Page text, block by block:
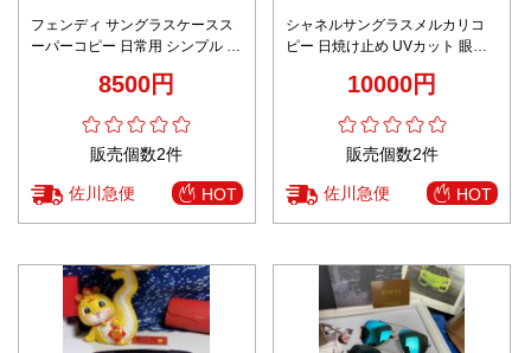
フェンディ サングラスケースス
ーパーコピー 日常用 シンプル 日
8500円
販売個数2件
佐川急便 HOT
シャネルサングラスメルカリコ
ピー 日焼け止め UVカット 眼鏡
10000円
販売個数2件
佐川急便 HOT